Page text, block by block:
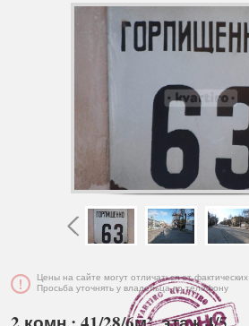
Цены на сайте могут отличаться от фактических
Просьба уточнять у владельца по телефону